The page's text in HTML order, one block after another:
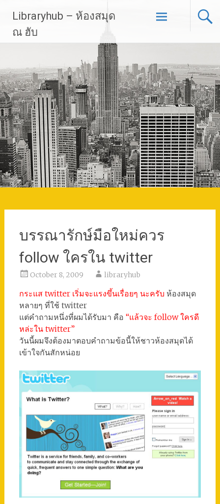
content
Libraryhub – ห้องสมุด
ณ ฮับ
บรรณารักษ์มือใหม่ควร
follow ใครใน twitter
October 8, 2009 libraryhub
กระแส twitter เริ่มจะแรงขึ้นเรื่อยๆ นะครับ ห้องสมุด
หลายๆ ที่ใช้ twitter
แต่คำถามหนึ่งที่ผมได้รับมา คือ “แล้วจะ follow ใครดี
หล่ะใน twitter”
วันนี้ผมจึงต้องมาตอบคำถามข้อนี้ให้ชาวห้องสมุดได้
เข้าใจกันสักหน่อย